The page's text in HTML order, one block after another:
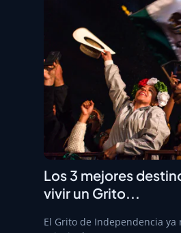
Los 3 mejores
vivir un Grito...
El Grito de Independencia ya